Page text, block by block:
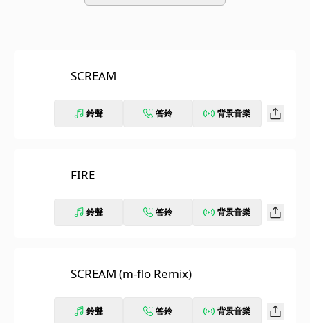
SCREAM
鈴聲 答鈴 背景音樂
FIRE
鈴聲 答鈴 背景音樂
SCREAM (m-flo Remix)
鈴聲 答鈴 背景音樂